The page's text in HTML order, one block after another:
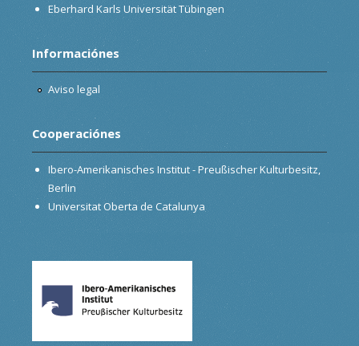
Eberhard Karls Universität Tübingen
Informaciónes
Aviso legal
Cooperaciónes
Ibero-Amerikanisches Institut - Preußischer Kulturbesitz,
Berlin
Universitat Oberta de Catalunya